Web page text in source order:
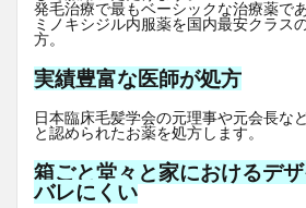
発毛治療で最もベーシックな治療薬で
ミノキシジル内服薬を国内最安クラス
方。
実績豊富な医師が処方
日本臨床毛髪学会の元理事や元会長な
と認められたお薬を処方します。
箱ごと堂々と家におけるデ
バレにくい